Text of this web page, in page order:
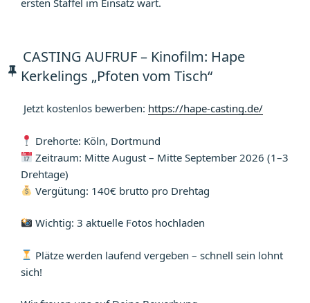
CASTING AUFRUF – Kinofilm: Hape
Kerkelings „Pfoten vom Tisch“
Jetzt kostenlos bewerben: https://hape-casting.de/
Drehorte: Köln, Dortmund
Zeitraum: Mitte August – Mitte September 2026 (1–3
Drehtage)
Vergütung: 140€ brutto pro Drehtag
Wichtig: 3 aktuelle Fotos hochladen
Plätze werden laufend vergeben – schnell sein lohnt
sich!